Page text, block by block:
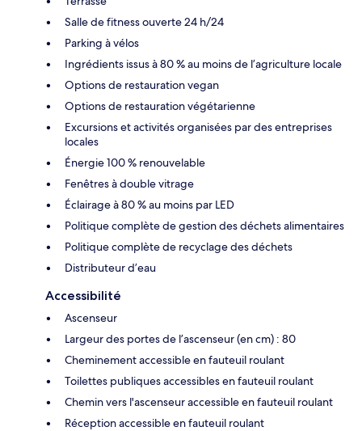
Salle de fitness ouverte 24 h/24
Parking à vélos
Ingrédients issus à 80 % au moins de l’agriculture locale
Options de restauration vegan
Options de restauration végétarienne
Excursions et activités organisées par des entreprises
locales
Énergie 100 % renouvelable
Fenêtres à double vitrage
Éclairage à 80 % au moins par LED
Politique complète de gestion des déchets alimentaires
Politique complète de recyclage des déchets
Distributeur d’eau
Accessibilité
Ascenseur
Largeur des portes de l’ascenseur (en cm) : 80
Cheminement accessible en fauteuil roulant
Toilettes publiques accessibles en fauteuil roulant
Chemin vers l'ascenseur accessible en fauteuil roulant
Réception accessible en fauteuil roulant